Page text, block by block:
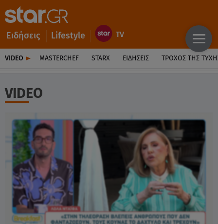
Ειδήσεις Lifestyle
VIDEO MASTERCHEF STARX ΕΙΔΉΣΕΙΣ ΤΡΟΧΌΣ ΤΗΣ
VIDEO